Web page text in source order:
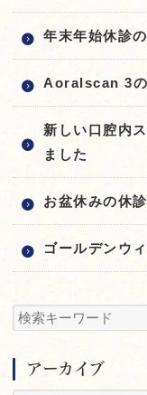
年末年始休診
Aoralscan 3の
新しい口腔内
ました
お盆休みの休
ゴールデンウ
アーカイブ